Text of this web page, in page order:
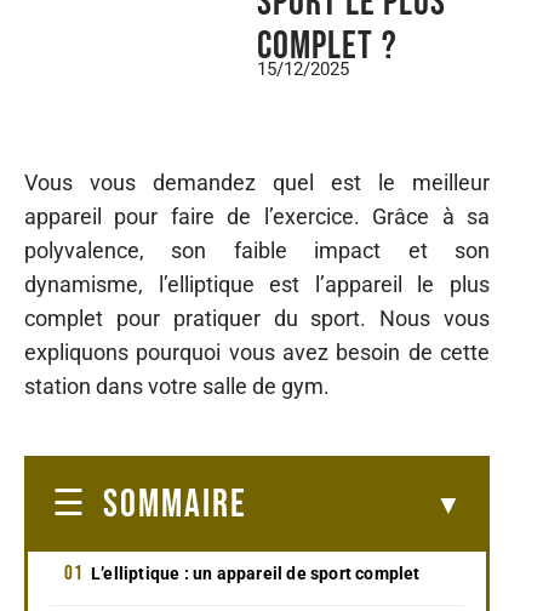
complet ?
15/12/2025
Vous vous demandez quel est le meilleur
appareil pour faire de l’exercice. Grâce à sa
polyvalence, son faible impact et son
dynamisme, l’elliptique est l’appareil le plus
complet pour pratiquer du sport. Nous vous
expliquons pourquoi vous avez besoin de cette
station dans votre salle de gym.
SOMMAIRE
L’elliptique : un appareil de sport complet